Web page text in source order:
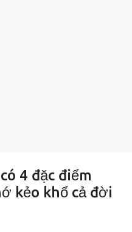
4 đặc điểm
kẻo khổ cả đời